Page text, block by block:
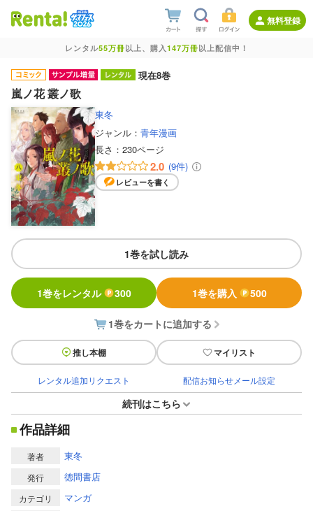
無料登録
レンタル55万冊以上、購入147万冊以上配信中！
現在8巻
嵐ノ花 叢ノ歌
東冬
ジャンル： 青年漫画
長さ： 230ページ
2.0 (9件)
レビューを書く
1巻を試し読み
1巻をレンタル 300 1巻を購入 500
1巻をカートに追加する
推し本棚 マイリスト
レンタル追加リクエスト 配信お知らせメール設定
続刊はこちら
作品詳細
著者 東冬
発行 徳間書店
カテゴリ マンガ